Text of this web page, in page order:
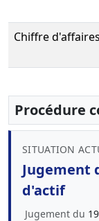
Chiffre
Procédure
SITUATION
Jugement
d'actif
Jugement du